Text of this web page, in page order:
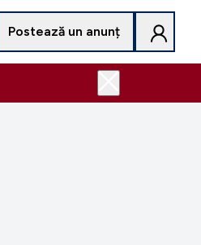
Postează un anunț